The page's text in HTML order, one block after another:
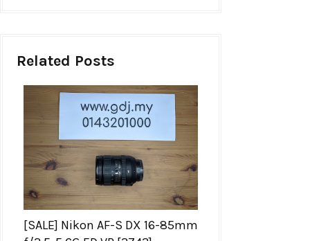
Related Posts
[SALE] Nikon AF-S DX 16-85mm